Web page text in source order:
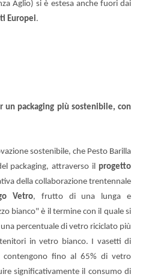
Aglio) si è estesa anche fuori dai
Europei.
packaging più sostenibile, con
sostenibile, che Pesto Barilla
packaging, attraverso il progetto
della collaborazione trentennale
Vetro, frutto di una lunga e
bianco" è il termine con il quale si
percentuale di vetro riciclato più
in vetro bianco. I vasetti di
contengono fino al 65% di vetro
significativamente il consumo di